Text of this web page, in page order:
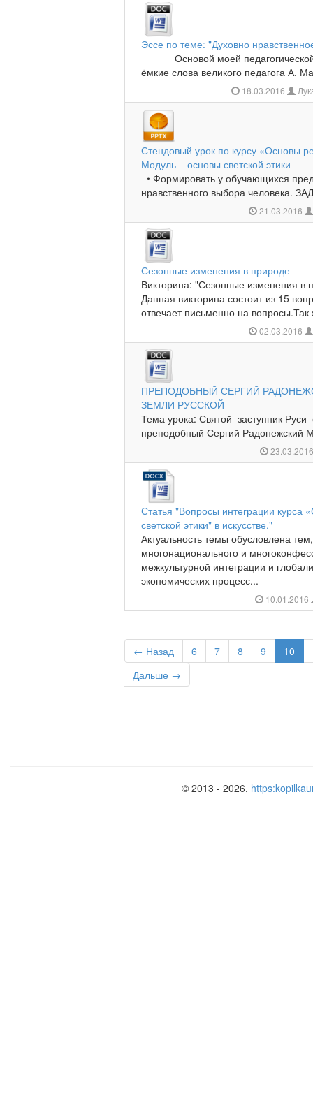
Эссе по теме: "Духовно
Основой моей педагогической
ёмкие слова великого педагога А.
18.03.2016
Стендовый урок по курсу «Основы
Модуль – основы светской этики
• Формировать у обучающихся
нравственного выбора человека.
21.03.2016
Сезонные изменения в природе
Викторина: "Сезонные изменения в
Данная викторина состоит из 15
отвечает письменно на
02.03.2016
ПРЕПОДОБНЫЙ СЕРГИЙ
ЗЕМЛИ РУССКОЙ
Тема урока: Святой заступник
преподобный Сергий Радонежский
Статья "Вопросы интеграции курса
светской этики" в искусстве."
Актуальность темы обусловлена
многонационального и
межкультурной интеграции и
экономических процесс...
10.01.2016
← Назад 6 7 8 9 10
Дальше →
© 2013 - 2026,